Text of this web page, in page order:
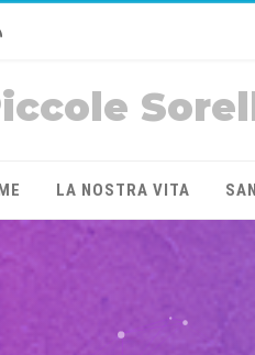
LA NOSTRA VITA